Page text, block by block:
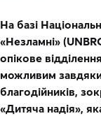
На базі
«Незламні»
опікове
можливим завдяки
благодійників,
«Дитяча надія»,